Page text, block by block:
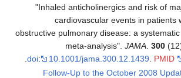
"Inhaled anticholinergics and risk of
cardiovascular events in patients
obstructive pulmonary disease: a
meta-analysis".JAMA.300
doi: 10.1001/jama.300.12.1439. PMID
.
"Follow-Up to the October 2008